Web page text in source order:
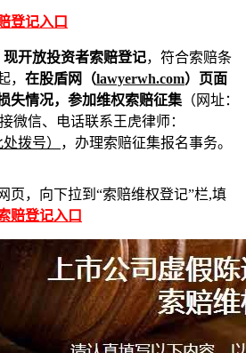
登记入口
现开放投资者索赔登记，符合索赔条
， 在股盾网（lawyerwh.com）页面
失情况，参加维权索赔征集 （网址：
微信、电话联系王虎律师：
拨号） ，办理索赔征集报名事务。
页，向下拉到“索赔维权登记”栏,填
赔登记入口